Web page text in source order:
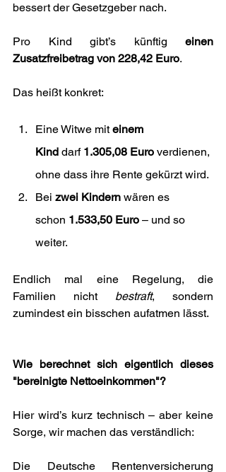
bessert der Gesetzgeber nach.
Pro Kind gibt’s künftig einen
Zusatzfreibetrag von 228,42 Euro.
Das heißt konkret:
Eine Witwe mit einem
Kind darf 1.305,08 Euro verdienen,
ohne dass ihre Rente gekürzt wird.
Bei zwei Kindern wären es
schon 1.533,50 Euro – und so
weiter.
Endlich mal eine Regelung, die
Familien nicht bestraft, sondern
zumindest ein bisschen aufatmen lässt.
Wie berechnet sich eigentlich dieses
"bereinigte Nettoeinkommen"?
Hier wird’s kurz technisch – aber keine
Sorge, wir machen das verständlich:
Die Deutsche Rentenversicherung